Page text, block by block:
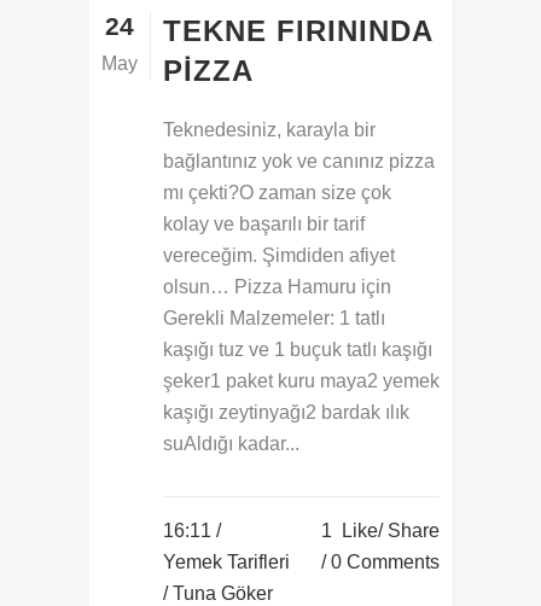
24
May
TEKNE FIRININDA
PIZZA
Teknedesiniz, karayla bir
bağlantınız yok ve canınız pizza
mı çekti?O zaman size çok
kolay ve başarılı bir tarif
vereceğim. Şimdiden afiyet
olsun… Pizza Hamuru için
Gerekli Malzemeler: 1 tatlı
kaşığı tuz ve 1 buçuk tatlı kaşığı
şeker1 paket kuru maya2 yemek
kaşığı zeytinyağı2 bardak ılık
suAldığı kadar...
16:11 /
Yemek Tarifleri
/ Tuna Göker
1 Like Share
0 Comments